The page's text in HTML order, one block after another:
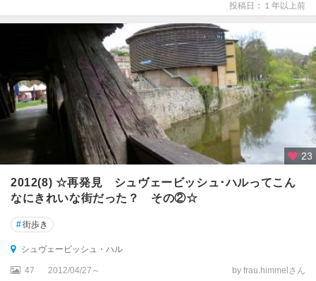
ュ
ウ
シ
ー
ュ
レ
ヴ
投稿日：１年以上前
23
2012(8) ☆再発見 シュヴェービッシュ･ハルってこん
なにきれいな街だった？ その②☆
#街歩き
シュヴェービッシュ・ハル
47 2012/04/27～ by frau.himmelさん